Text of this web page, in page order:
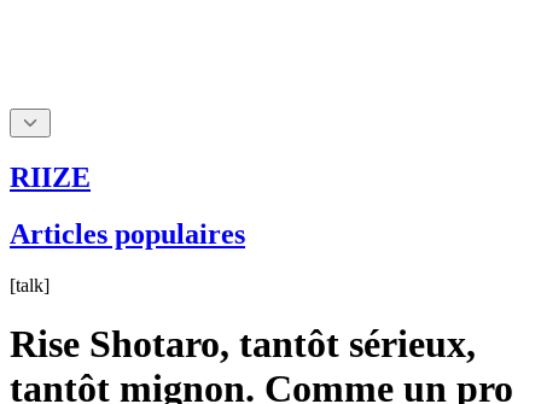
RIIZE
Articles populaires
[talk]
Rise Shotaro, tantôt sérieux,
tantôt mignon. Comme un pro